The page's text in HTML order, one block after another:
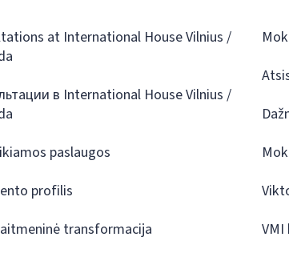
at International House Vilnius /
в International House Vilnius /
paslaugos
profilis
transformacija